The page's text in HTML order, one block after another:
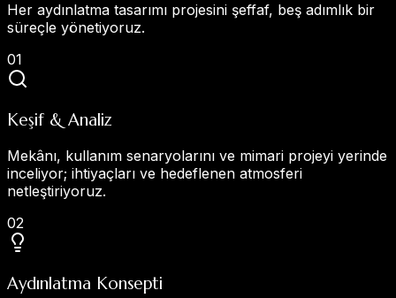
Her aydınlatma tasarımı projesini şeffaf, beş adımlık bir
süreçle yönetiyoruz.
01
Keşif & Analiz
Mekânı, kullanım senaryolarını ve mimari projeyi yerinde
inceliyor; ihtiyaçları ve hedeflenen atmosferi
netleştiriyoruz.
02
Aydınlatma Konsepti